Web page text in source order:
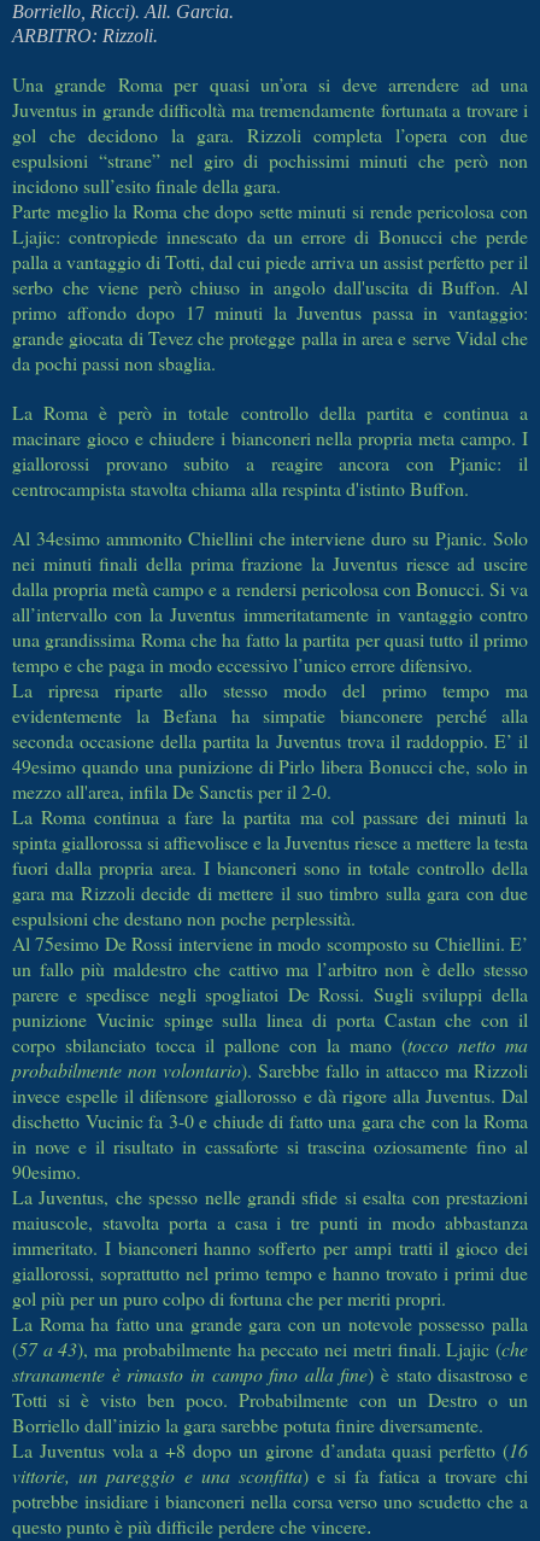
Borriello, Ricci). All. Garcia.
ARBITRO: Rizzoli.
Una grande Roma per quasi un’ora si deve arrendere ad una
Juventus in grande difficoltà ma tremendamente fortunata a trovare i
gol che decidono la gara. Rizzoli completa l’opera con due
espulsioni “strane” nel giro di pochissimi minuti che però non
incidono sull’esito finale della gara.
Parte meglio la Roma che dopo sette minuti si rende pericolosa con
Ljajic: contropiede innescato da un errore di Bonucci che perde
palla a vantaggio di Totti, dal cui piede arriva un assist perfetto per il
serbo che viene però chiuso in angolo dall'uscita di Buffon. Al
primo affondo dopo 17 minuti la Juventus passa in vantaggio:
grande giocata di Tevez che protegge palla in area e serve Vidal che
da pochi passi non sbaglia.
La Roma è però in totale controllo della partita e continua a
macinare gioco e chiudere i bianconeri nella propria meta campo. I
giallorossi provano subito a reagire ancora con Pjanic: il
centrocampista stavolta chiama alla respinta d'istinto Buffon.
Al 34esimo ammonito Chiellini che interviene duro su Pjanic. Solo
nei minuti finali della prima frazione la Juventus riesce ad uscire
dalla propria metà campo e a rendersi pericolosa con Bonucci. Si va
all’intervallo con la Juventus immeritatamente in vantaggio contro
una grandissima Roma che ha fatto la partita per quasi tutto il primo
tempo e che paga in modo eccessivo l’unico errore difensivo.
La ripresa riparte allo stesso modo del primo tempo ma
evidentemente la Befana ha simpatie bianconere perché alla
seconda occasione della partita la Juventus trova il raddoppio. E’ il
49esimo quando una punizione di Pirlo libera Bonucci che, solo in
mezzo all'area, infila De Sanctis per il 2-0.
La Roma continua a fare la partita ma col passare dei minuti la
spinta giallorossa si affievolisce e la Juventus riesce a mettere la testa
fuori dalla propria area. I bianconeri sono in totale controllo della
gara ma Rizzoli decide di mettere il suo timbro sulla gara con due
espulsioni che destano non poche perplessità.
Al 75esimo De Rossi interviene in modo scomposto su Chiellini. E’
un fallo più maldestro che cattivo ma l’arbitro non è dello stesso
parere e spedisce negli spogliatoi De Rossi. Sugli sviluppi della
punizione Vucinic spinge sulla linea di porta Castan che con il
corpo sbilanciato tocca il pallone con la mano (tocco netto ma
probabilmente non volontario). Sarebbe fallo in attacco ma Rizzoli
invece espelle il difensore giallorosso e dà rigore alla Juventus. Dal
dischetto Vucinic fa 3-0 e chiude di fatto una gara che con la Roma
in nove e il risultato in cassaforte si trascina oziosamente fino al
90esimo.
La Juventus, che spesso nelle grandi sfide si esalta con prestazioni
maiuscole, stavolta porta a casa i tre punti in modo abbastanza
immeritato. I bianconeri hanno sofferto per ampi tratti il gioco dei
giallorossi, soprattutto nel primo tempo e hanno trovato i primi due
gol più per un puro colpo di fortuna che per meriti propri.
La Roma ha fatto una grande gara con un notevole possesso palla
(57 a 43), ma probabilmente ha peccato nei metri finali. Ljajic (che
stranamente è rimasto in campo fino alla fine) è stato disastroso e
Totti si è visto ben poco. Probabilmente con un Destro o un
Borriello dall’inizio la gara sarebbe potuta finire diversamente.
La Juventus vola a +8 dopo un girone d’andata quasi perfetto (16
vittorie, un pareggio e una sconfitta) e si fa fatica a trovare chi
potrebbe insidiare i bianconeri nella corsa verso uno scudetto che a
questo punto è più difficile perdere che vincere.